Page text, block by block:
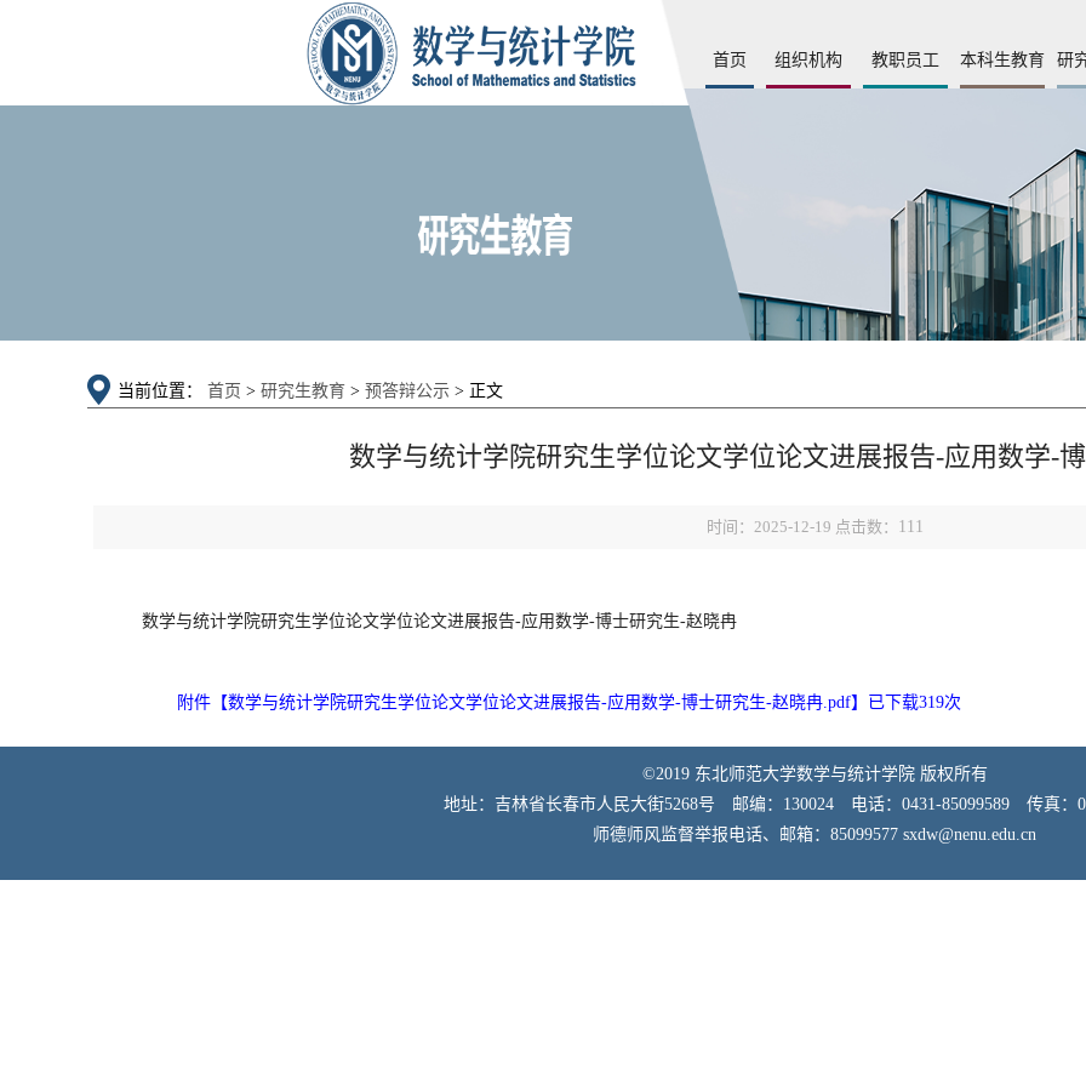
首页 组织机构 教职员工 本科生教育 研
当前位置： 首页 > 研究生教育 > 预答辩公示 > 正文
数学与统计学院研究生学位论文学位论文进展报告-应用数学-
时间：2025-12-19 点击数： 111
数学与统计学院研究生学位论文学位论文进展报告-应用数学-博士研究生-赵晓冉
附件【数学与统计学院研究生学位论文学位论文进展报告-应用数学-博士研究生-赵晓冉.pdf】已下载319次
©2019 东北师范大学数学与统计学院 版权所有
地址：吉林省长春市人民大街5268号 邮编：130024 电话：0431-85099589 传真：
师德师风监督举报电话、邮箱：85099577 sxdw@nenu.edu.cn